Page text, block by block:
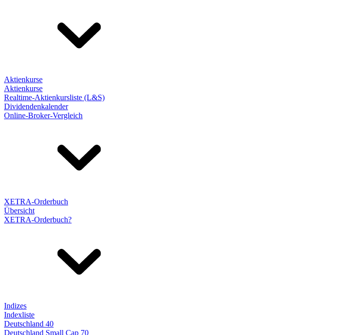
Aktienkurse
Aktienkurse
Realtime-Aktienkursliste (L&S)
Dividendenkalender
Online-Broker-Vergleich
XETRA-Orderbuch
Übersicht
XETRA-Orderbuch?
Indizes
Indexliste
Deutschland 40
Deutschland Small Cap 70